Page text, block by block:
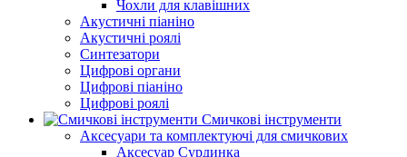
Чохли для клавішних
Акустичні піаніно
Акустичні роялі
Синтезатори
Цифрові органи
Цифрові піаніно
Цифрові роялі
Смичкові інструменти
Аксесуари та комплектуючі для смичкових
Аксесуар Сурдинка